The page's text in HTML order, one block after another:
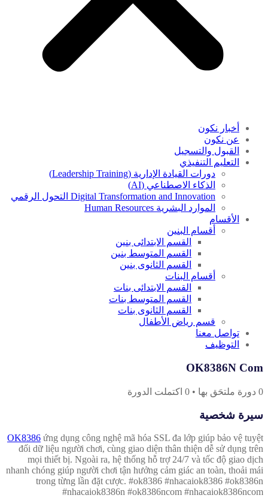
أخبار نكون
عن نكون
القبول والتسجيل
التعليم التنفيذي
دورات القيادة الإدارية (Leadership Training)
الذكاء الاصطناعي (AI)
Digital Transformation and Innovation التحول الرقمي
الموارد البشرية Human Resources
الأقسام
أقسام البنين
القسم الابتدائى بنين
القسم المتوسط بنين
القسم الثانوى بنين
أقسام البنات
القسم الابتدائى بنات
القسم المتوسط بنات
القسم الثانوى بنات
قسم رياض الأطفال
تواصل معنا
التوظيف
OK8386N Com
0 دورة ملتحَق بها •
0 اكتملت الدورة
سيرة شخصية
OK8386 ứng dụng công nghệ mã hóa SSL đa lớp giúp bảo vệ tuyệt
đối dữ liệu người chơi, cùng giao diện thân thiện dễ sử dụng trên
mọi thiết bị. Ngoài ra, hệ thống hỗ trợ 24/7 và tốc độ giao dịch
nhanh chóng giúp người chơi tận hưởng cảm giác an toàn, thoải mái
trong từng lần đặt cược. #ok8386 #nhacaiok8386 #ok8386n
#nhacaiok8386n #ok8386ncom #nhacaiok8386ncom